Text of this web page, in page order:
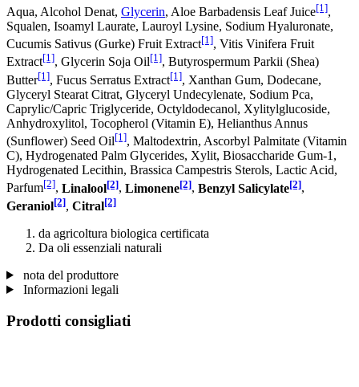
Aqua, Alcohol Denat, Glycerin, Aloe Barbadensis Leaf Juice[1],
Squalen, Isoamyl Laurate, Lauroyl Lysine, Sodium Hyaluronate,
Cucumis Sativus (Gurke) Fruit Extract[1], Vitis Vinifera Fruit
Extract[1], Glycerin Soja Oil[1], Butyrospermum Parkii (Shea)
Butter[1], Fucus Serratus Extract[1], Xanthan Gum, Dodecane,
Glyceryl Stearat Citrat, Glyceryl Undecylenate, Sodium Pca,
Caprylic/Capric Triglyceride, Octyldodecanol, Xylitylglucoside,
Anhydroxylitol, Tocopherol (Vitamin E), Helianthus Annus
(Sunflower) Seed Oil[1], Maltodextrin, Ascorbyl Palmitate (Vitamin
C), Hydrogenated Palm Glycerides, Xylit, Biosaccharide Gum-1,
Hydrogenated Lecithin, Brassica Campestris Sterols, Lactic Acid,
Parfum[2], Linalool[2], Limonene[2], Benzyl Salicylate[2],
Geraniol[2], Citral[2]
da agricoltura biologica certificata
Da oli essenziali naturali
nota del produttore
Informazioni legali
Prodotti consigliati